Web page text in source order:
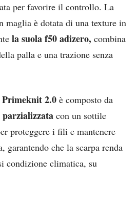
per favorire il controllo. La
maglia è dotata di una texture in
la suola f50 adizero, combina
palla e una trazione senza
Primeknit 2.0 è composto da
con un sottile
proteggere i fili e mantenere
garantendo che la scarpa renda
condizione climatica, su